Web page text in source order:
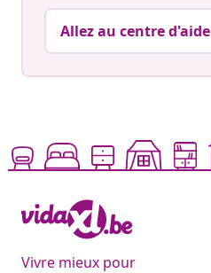
Allez au centre d'aide
Vivre mieux pour